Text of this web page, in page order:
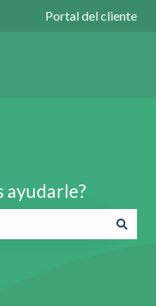
submenú de
Portal del cliente
ayudarle?